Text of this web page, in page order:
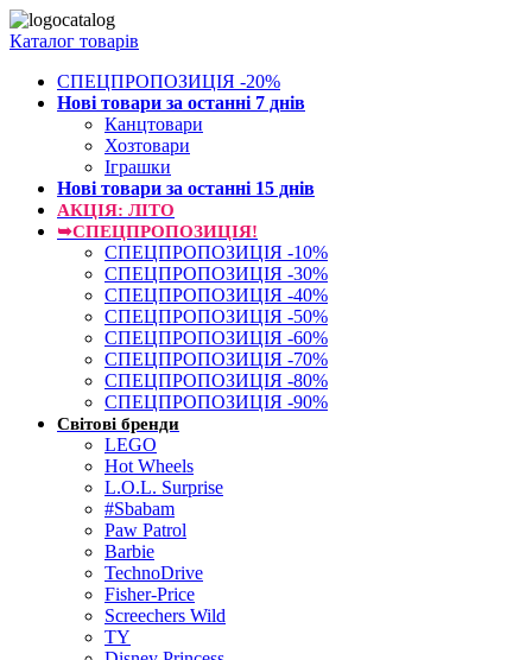
Каталог товарів
СПЕЦПРОПОЗИЦІЯ -20%
Нові товари за останнi 7 днiв
Канцтовари
Хозтовари
Іграшки
Нові товари за останнi 15 днiв
АКЦІЯ: ЛІТО
➥СПЕЦПРОПОЗИЦІЯ!
СПЕЦПРОПОЗИЦІЯ -10%
СПЕЦПРОПОЗИЦІЯ -30%
СПЕЦПРОПОЗИЦІЯ -40%
СПЕЦПРОПОЗИЦІЯ -50%
СПЕЦПРОПОЗИЦІЯ -60%
СПЕЦПРОПОЗИЦІЯ -70%
СПЕЦПРОПОЗИЦІЯ -80%
СПЕЦПРОПОЗИЦІЯ -90%
Світові бренди
LEGO
Hot Wheels
L.O.L. Surprise
#Sbabam
Paw Patrol
Barbie
TechnoDrive
Fisher-Price
Screechers Wild
TY